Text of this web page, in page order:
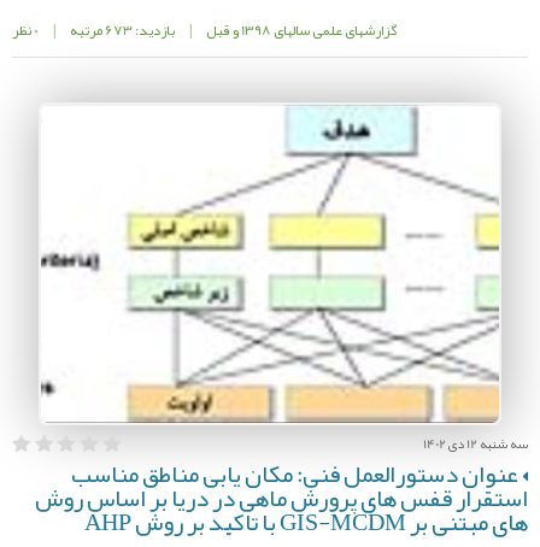
گزارشهای علمی سالهای 1398 و قبل | بازدید: 673 مرتبه | 0 نظر
سه شنبه 12 دی 1402
عنوان دستورالعمل فنی: مکان یابی مناطق مناسب
استقرار قفس های پرورش ماهی در دریا بر اساس روش
های مبتنی بر GIS-MCDM با تاکید بر روش AHP